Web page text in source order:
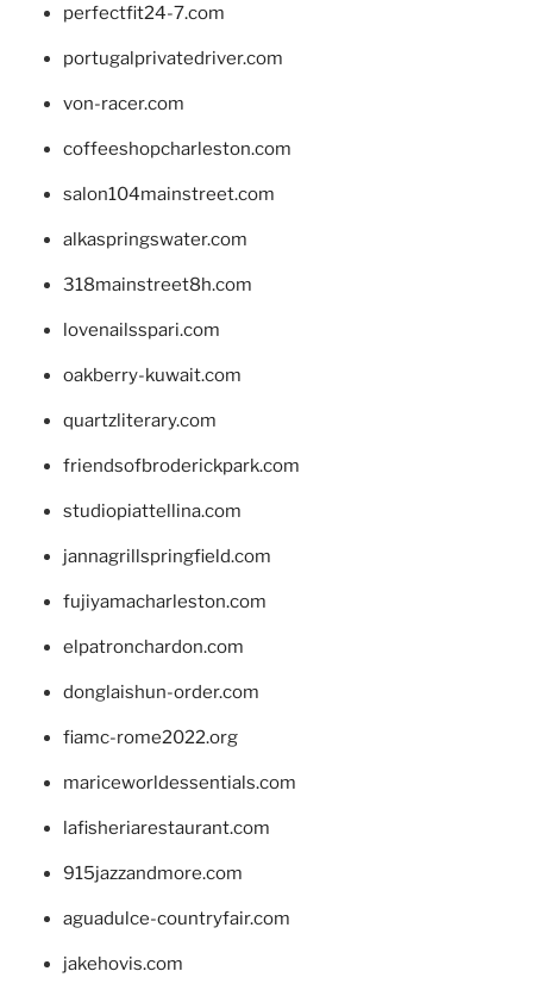
perfectfit24-7.com
portugalprivatedriver.com
von-racer.com
coffeeshopcharleston.com
salon104mainstreet.com
alkaspringswater.com
318mainstreet8h.com
lovenailsspari.com
oakberry-kuwait.com
quartzliterary.com
friendsofbroderickpark.com
studiopiattellina.com
jannagrillspringfield.com
fujiyamacharleston.com
elpatronchardon.com
donglaishun-order.com
fiamc-rome2022.org
mariceworldessentials.com
lafisheriarestaurant.com
915jazzandmore.com
aguadulce-countryfair.com
jakehovis.com